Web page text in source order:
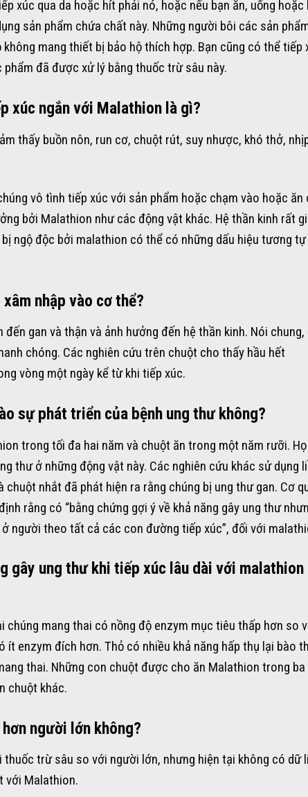
xúc qua da hoặc hít phải nó, hoặc nếu bạn ăn, uống hoặc
sản phẩm chứa chất này. Những người bôi các sản
mang thiết bị bảo hộ thích hợp. Bạn cũng có thể tiếp
đã được xử lý bằng thuốc trừ sâu này.
xúc ngắn với Malathion là gì?
thấy buồn nôn, run cơ, chuột rút, suy nhược, khó thở,
vô tình tiếp xúc với sản phẩm hoặc chạm vào hoặc ăn
bởi Malathion như các động vật khác. Hệ thần kinh rất
ngộ độc bởi malathion có thể có những dấu hiệu tương
nhập vào cơ thể?
gan và thận và ảnh hưởng đến hệ thần kinh. Nói
chóng. Các nghiên cứu trên chuột cho thấy hầu hết
vòng một ngày kể từ khi tiếp xúc.
sự phát triển của bệnh ung thư không?
trong tối đa hai năm và chuột ăn trong một năm rưỡi. Họ
thư ở những động vật này. Các nghiên cứu khác sử dụng
nhắt đã phát hiện ra rằng chúng bị ung thư gan. Cơ
rằng có “bằng chứng gợi ý về khả năng gây ung thư
người theo tất cả các con đường tiếp xúc”, đối với
gây ung thư khi tiếp xúc lâu dài với malathion
mang thai có nồng độ enzym mục tiêu thấp hơn so
enzym đích hơn. Thỏ có nhiều khả năng hấp thụ lại bào
thai. Những con chuột được cho ăn Malathion trong ba
chuột khác.
người lớn không?
trừ sâu so với người lớn, nhưng hiện tại không có dữ
với Malathion.